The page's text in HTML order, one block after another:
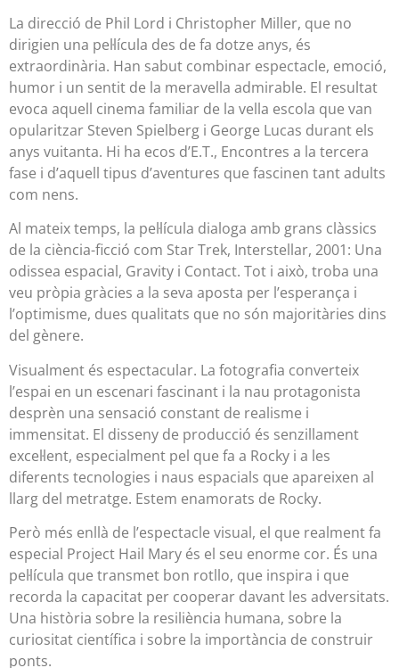
La direcció de Phil Lord i Christopher Miller, que no
dirigien una pel·lícula des de fa dotze anys, és
extraordinària. Han sabut combinar espectacle, emoció,
humor i un sentit de la meravella admirable. El resultat
evoca aquell cinema familiar de la vella escola que van
opularitzar Steven Spielberg i George Lucas durant els
anys vuitanta. Hi ha ecos d’E.T., Encontres a la tercera
fase i d’aquell tipus d’aventures que fascinen tant adults
com nens.
Al mateix temps, la pel·lícula dialoga amb grans clàssics
de la ciència-ficció com Star Trek, Interstellar, 2001: Una
odissea espacial, Gravity i Contact. Tot i això, troba una
veu pròpia gràcies a la seva aposta per l’esperança i
l’optimisme, dues qualitats que no són majoritàries dins
del gènere.
Visualment és espectacular. La fotografia converteix
l’espai en un escenari fascinant i la nau protagonista
desprèn una sensació constant de realisme i
immensitat. El disseny de producció és senzillament
excel·lent, especialment pel que fa a Rocky i a les
diferents tecnologies i naus espacials que apareixen al
llarg del metratge. Estem enamorats de Rocky.
Però més enllà de l’espectacle visual, el que realment fa
especial Project Hail Mary és el seu enorme cor. És una
pel·lícula que transmet bon rotllo, que inspira i que
recorda la capacitat per cooperar davant les adversitats.
Una història sobre la resiliència humana, sobre la
curiositat científica i sobre la importància de construir
ponts.